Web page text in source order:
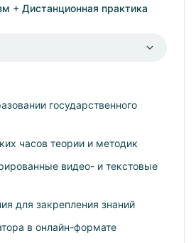
+ Дистанционная практика
кто хочет учиться у
гибкий график
инструкторов,
государственного
часов теории и методик
видео- и текстовые
для закрепления знаний
в онлайн-формате